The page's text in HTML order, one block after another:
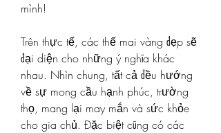
mình!
Trên thực tế, các thế mai vàng đẹp sẽ
đại diện cho những ý nghĩa khác
nhau. Nhìn chung, tất cả đều hướng
về sự mong cầu hạnh phúc, trường
thọ, mang lại may mắn và sức khỏe
cho gia chủ. Đặc biệt cũng có các